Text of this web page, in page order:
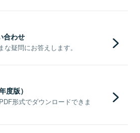
合わせ
疑問にお答えします。
度版）
形式でダウンロードできま